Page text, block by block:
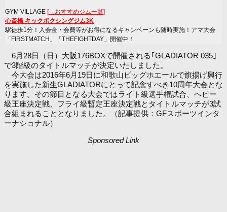
GYM VILLAGE [→おすすめジム一覧]
心斎橋 キックボクシングジム3K
駅徒歩1分！入会金・会費等がお得になるキャンペーンも随時実施！アマ大会
「FIRSTMATCH」「THEFIGHTDAY」開催中！
6月28日（日）大阪176BOXで開催される｢GLADIATOR 035｣
で3階級のタイトルマッチが決定いたしました。
今大会は2016年6月19日に和歌山ビッグホエールで旗揚げ興行
を実施した新生GLADIATORにとって記念すべき10周年大会とな
ります。その節目となる大会ではライト級選手権試合、ヘビー
級王座決定戦、フライ級暫定王座決定戦とタイトルマッチが3試
合組まれることとなりました。（記事提供：GFスポーツインタ
ーナショナル）
Sponsored Link